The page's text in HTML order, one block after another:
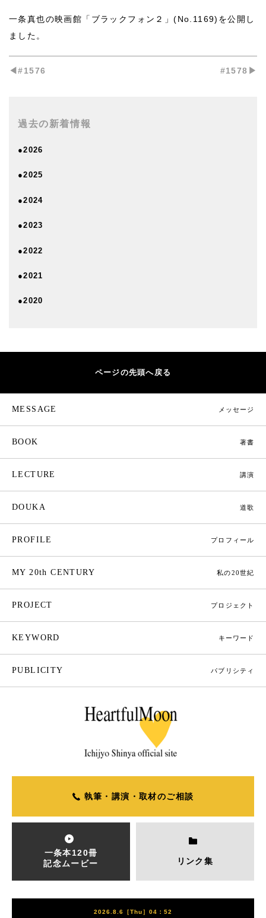
一条真也の映画館「ブラックフォン２」(No.1169) を公開し
ました。
◀︎#1576 #1578▶︎
過去の新着情報
●2026
●2025
●2024
●2023
●2022
●2021
●2020
ページの先頭へ戻る
MESSAGE メッセージ
BOOK 著書
LECTURE 講演
DOUKA 道歌
PROFILE プロフィール
MY 20th CENTURY 私の20世紀
PROJECT プロジェクト
KEYWORD キーワード
PUBLICITY パブリシティ
執筆・講演・取材のご相談
一条本120冊
記念ムービー
リンク集
2026.8.6［Thu］04：52